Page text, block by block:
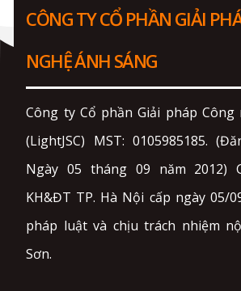
CÔNG TY CỔ PHẦN GIẢI
NGHỆ ÁNH SÁNG
Công ty Cổ phần Giải pháp Công
(LightJSC) MST: 0105985185.
Ngày 05 tháng 09 năm 2012)
KH&ĐT TP. Hà Nội cấp ngày 05/
pháp luật và chịu trách nhiệm
Sơn.